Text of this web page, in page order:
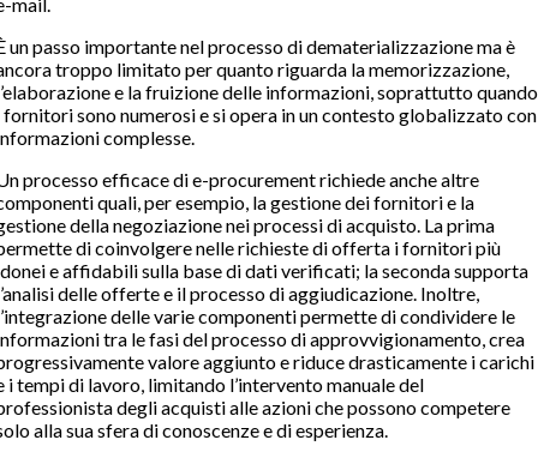
un passo importante nel processo di dematerializzazione ma è
troppo limitato per quanto riguarda la memorizzazione,
e la fruizione delle informazioni, soprattutto quando
fornitori sono numerosi e si opera in un contesto globalizzato con
complesse.
processo efficace di e-procurement richiede anche altre
quali, per esempio, la gestione dei fornitori e la
della negoziazione nei processi di acquisto. La prima
di coinvolgere nelle richieste di offerta i fornitori più
e affidabili sulla base di dati verificati; la seconda supporta
delle offerte e il processo di aggiudicazione. Inoltre,
delle varie componenti permette di condividere le
tra le fasi del processo di approvvigionamento, crea
valore aggiunto e riduce drasticamente i carichi
i tempi di lavoro, limitando l’intervento manuale del
degli acquisti alle azioni che possono competere
alla sua sfera di conoscenze e di esperienza.